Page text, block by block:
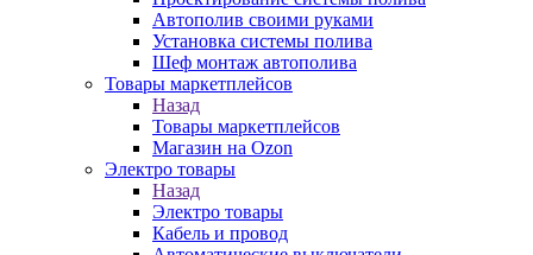
Автополив своими руками
Установка системы полива
Шеф монтаж автополива
Товары маркетплейсов
Назад
Товары маркетплейсов
Магазин на Ozon
Электро товары
Назад
Электро товары
Кабель и провод